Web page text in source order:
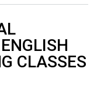
CLASSES